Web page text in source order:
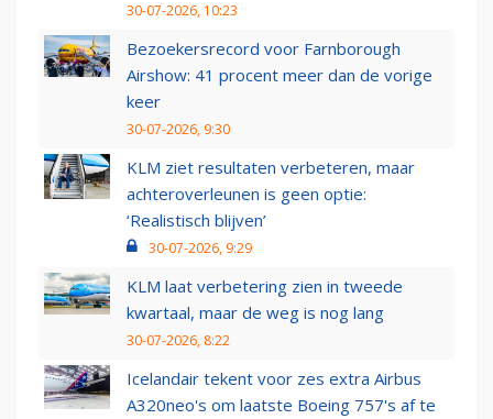
30-07-2026, 10:23
Bezoekersrecord voor Farnborough
Airshow: 41 procent meer dan de vorige
keer
30-07-2026, 9:30
KLM ziet resultaten verbeteren, maar
achteroverleunen is geen optie:
‘Realistisch blijven’
30-07-2026, 9:29
KLM laat verbetering zien in tweede
kwartaal, maar de weg is nog lang
30-07-2026, 8:22
Icelandair tekent voor zes extra Airbus
A320neo's om laatste Boeing 757's af te